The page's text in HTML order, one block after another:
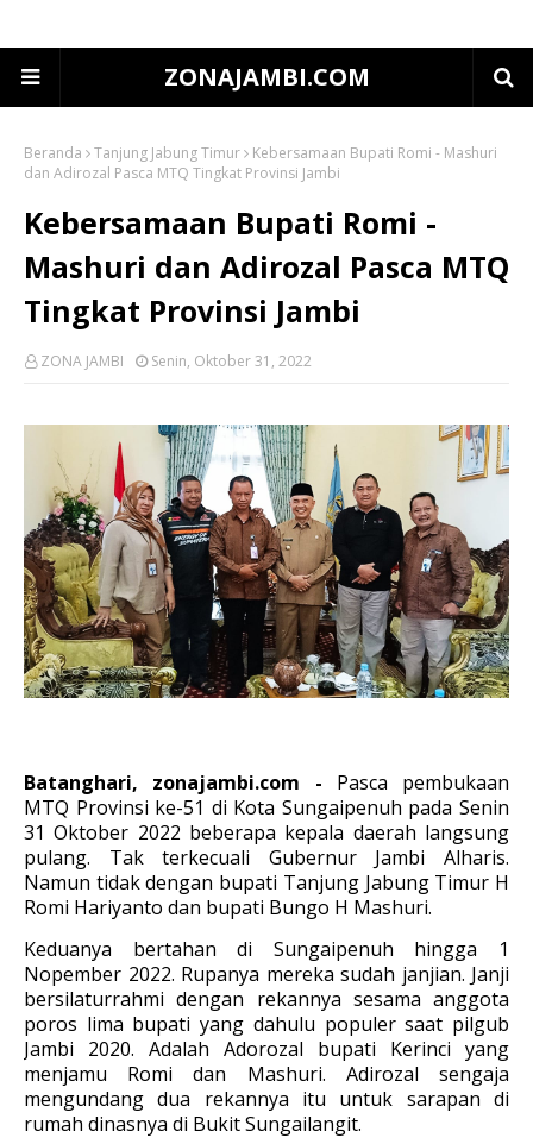
ZONAJAMBI.COM
Beranda Tanjung Jabung Timur
Kebersamaan Bupati Romi - Mashuri
dan Adirozal Pasca MTQ Tingkat Provinsi Jambi
Kebersamaan Bupati Romi -
Mashuri dan Adirozal Pasca MTQ
Tingkat Provinsi Jambi
ZONA JAMBI Senin, Oktober 31, 2022
Batanghari, zonajambi.com - Pasca pembukaan
MTQ Provinsi ke-51 di Kota Sungaipenuh pada Senin
31 Oktober 2022 beberapa kepala daerah langsung
pulang. Tak terkecuali Gubernur Jambi Alharis.
Namun tidak dengan bupati Tanjung Jabung Timur H
Romi Hariyanto dan bupati Bungo H Mashuri.
Keduanya bertahan di Sungaipenuh hingga 1
Nopember 2022. Rupanya mereka sudah janjian. Janji
bersilaturrahmi dengan rekannya sesama anggota
poros lima bupati yang dahulu populer saat pilgub
Jambi 2020. Adalah Adorozal bupati Kerinci yang
menjamu Romi dan Mashuri. Adirozal sengaja
mengundang dua rekannya itu untuk sarapan di
rumah dinasnya di Bukit Sungailangit.